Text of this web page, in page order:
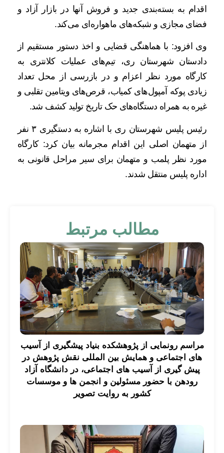
اقدام به بسته‌بندی جدید و فروش آنها در بازار آزاد و
فضای مجازی و شبکه‌های ماهواره‌ای می‌کند.
وی افزود: با هماهنگی قضایی و اخذ دستور مستقیم از
دادستان شهرستان ری، تیم‌های عملیات کلانتری به
کارگاه مورد نظر اعزام و در بازرسی از محل تعداد
زیادی پوکه‌ آمپول‌های کمیاب، قرص‌های ویتامین تقلبی و
غیره به همراه دستگاه‌های حک تاریخ تولید کشف شد.
رئیس پلیس شهرستان ری با اشاره به دستگیری ۳ نفر
از متهمان اصلی این اقدام مجرمانه بیان کرد: کارگاه
مورد نظر پلمب و متهمان برای سیر مراحل قانونی به
اداره پلیس منتقل شدند.
مطالب مرتبط
مراسم رونمایی از پژوهشکده بنیاد پیشگیری از آسیب
های اجتماعی و همایش بین المللی نقش پژوهش در
پیش گیری از آسیب های اجتماعی، در دانشگاه آزاد
رودهن با حضور مسئولین و انجمن ها و موسسات
کشور به روایت تصویر